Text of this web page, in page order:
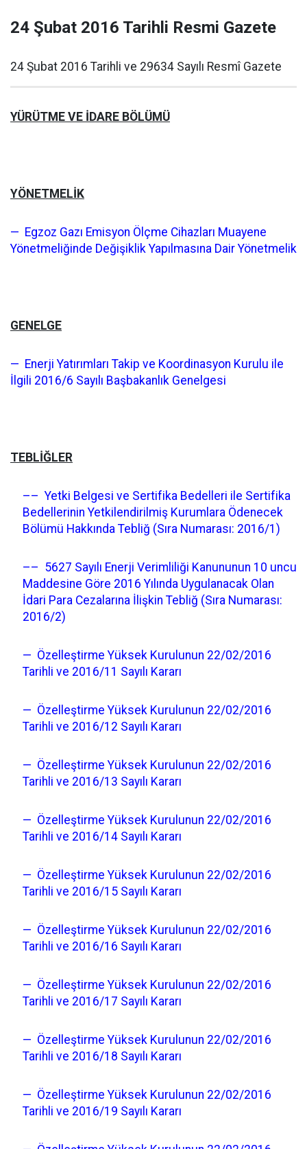
24 Şubat 2016 Tarihli Resmi Gazete
24 Şubat 2016 Tarihli ve 29634 Sayılı Resmî Gazete
YÜRÜTME VE İDARE BÖLÜMÜ
YÖNETMELİK
— Egzoz Gazı Emisyon Ölçme Cihazları Muayene
Yönetmeliğinde Değişiklik Yapılmasına Dair Yönetmelik
GENELGE
— Enerji Yatırımları Takip ve Koordinasyon Kurulu ile
İlgili 2016/6 Sayılı Başbakanlık Genelgesi
TEBLİĞLER
–– Yetki Belgesi ve Sertifika Bedelleri ile Sertifika
Bedellerinin Yetkilendirilmiş Kurumlara Ödenecek
Bölümü Hakkında Tebliğ (Sıra Numarası: 2016/1)
–– 5627 Sayılı Enerji Verimliliği Kanununun 10 uncu
Maddesine Göre 2016 Yılında Uygulanacak Olan
İdari Para Cezalarına İlişkin Tebliğ (Sıra Numarası:
2016/2)
— Özelleştirme Yüksek Kurulunun 22/02/2016
Tarihli ve 2016/11 Sayılı Kararı
— Özelleştirme Yüksek Kurulunun 22/02/2016
Tarihli ve 2016/12 Sayılı Kararı
— Özelleştirme Yüksek Kurulunun 22/02/2016
Tarihli ve 2016/13 Sayılı Kararı
— Özelleştirme Yüksek Kurulunun 22/02/2016
Tarihli ve 2016/14 Sayılı Kararı
— Özelleştirme Yüksek Kurulunun 22/02/2016
Tarihli ve 2016/15 Sayılı Kararı
— Özelleştirme Yüksek Kurulunun 22/02/2016
Tarihli ve 2016/16 Sayılı Kararı
— Özelleştirme Yüksek Kurulunun 22/02/2016
Tarihli ve 2016/17 Sayılı Kararı
— Özelleştirme Yüksek Kurulunun 22/02/2016
Tarihli ve 2016/18 Sayılı Kararı
— Özelleştirme Yüksek Kurulunun 22/02/2016
Tarihli ve 2016/19 Sayılı Kararı